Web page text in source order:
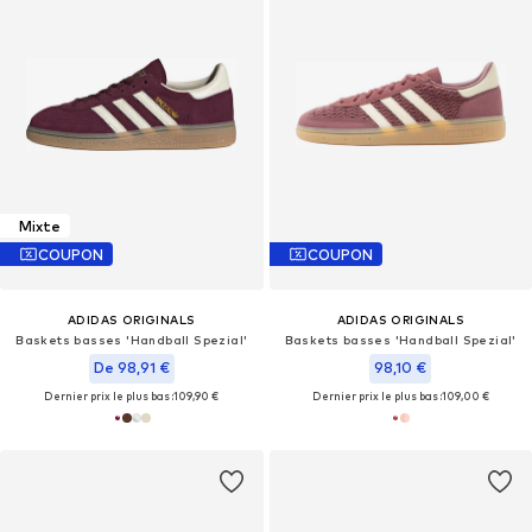
Mixte
COUPON
ADIDAS ORIGINALS
Baskets basses 'Handball Spezial'
De 98,91 €
Dernier prix le plus bas :109,90 €
COUPON
ADIDAS ORIGINALS
Baskets basses 'Handball Spezial'
98,10 €
Dernier prix le plus bas :109,00 €